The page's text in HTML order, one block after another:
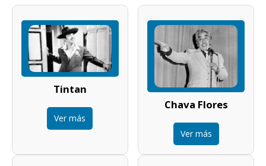
Tintan
Ver más
Chava Flores
Ver más